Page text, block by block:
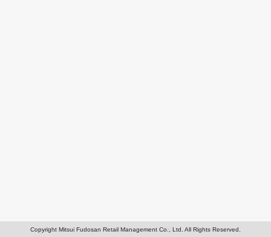
Copyright Mitsui Fudosan Retail Management Co., Ltd. All Rights Reserved.